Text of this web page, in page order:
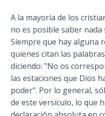
de
Adán
y
la
declaración
legal
del
Jubileo
Free Will
Versus
Ownership
The
Genesis
Book
of
Psalms
A la mayoría de los
no es posible saber
Siempre que hay alguna
quienes citan las
diciendo: "No os
las estaciones que Dios
poder". Por lo general,
de este versículo, lo que